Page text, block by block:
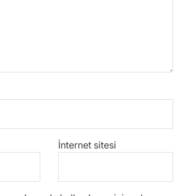
İnternet sitesi